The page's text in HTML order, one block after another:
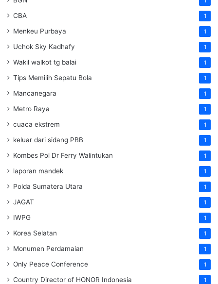
CBA 1
Menkeu Purbaya 1
Uchok Sky Kadhafy 1
Wakil walkot tg balai 1
Tips Memilih Sepatu Bola 1
Mancanegara 1
Metro Raya 1
cuaca ekstrem 1
keluar dari sidang PBB 1
Kombes Pol Dr Ferry Walintukan 1
laporan mandek 1
Polda Sumatera Utara 1
JAGAT 1
IWPG 1
Korea Selatan 1
Monumen Perdamaian 1
Only Peace Conference 1
Country Director of HONOR Indonesia 1